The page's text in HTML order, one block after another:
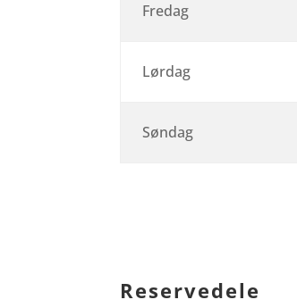
Fredag
Lørdag
Søndag
Reservedele